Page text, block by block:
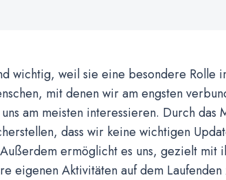
wichtig, weil sie eine besondere Rolle
mit denen wir am engsten
am meisten interessieren. Durch das
dass wir keine wichtigen
ermöglicht es uns, gezielt mit
eigenen Aktivitäten auf dem Laufenden